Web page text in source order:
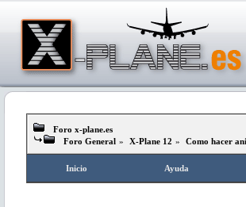
Foro x-plane.es
Foro General » X-Plane 12 » Como hacer
Inicio Ayuda